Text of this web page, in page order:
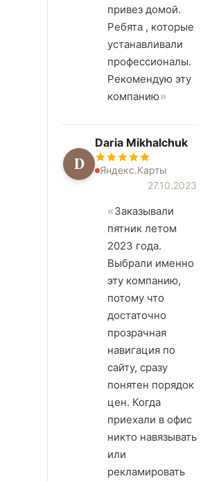
привез домой.
Ребята , которые
устанавливали
профессионалы.
Рекомендую эту
компанию
D
Daria Mikhalchuk
Яндекс.Карты
27.10.2023
Заказывали
пятник летом
2023 года.
Выбрали именно
эту компанию,
потому что
достаточно
прозрачная
навигация по
сайту, сразу
понятен порядок
цен. Когда
приехали в офис
никто навязывать
или
рекламировать